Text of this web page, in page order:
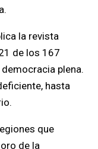
de los 167
plena.
hasta
de la